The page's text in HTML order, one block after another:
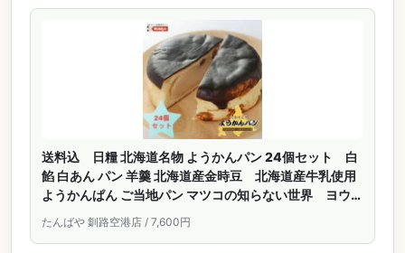
送料込 日糧 北海道名物 ようかんパン 24個セット 白
餡 白あん パン 羊羹 北海道産金時豆 北海道産牛乳使用
ようかんぱん ご当地パン マツコの知らない世界 ヨウカ
たんばや 釧路空港店 / 7,600円